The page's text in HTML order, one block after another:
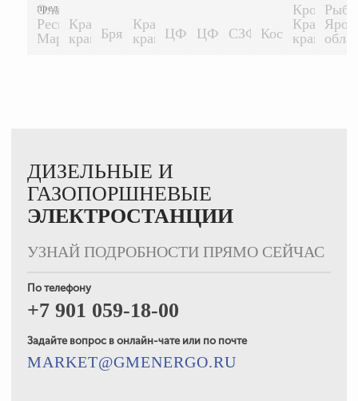
предприятие...
Ола,
Республика
Марий-Эл.
Краснодарский
край
1500 КВТ
Брянск500 КВТ
Краснодарский
край
1500 КВТ
ЦФО 200 КВТ
ЦФО 200 КВТ
СЗФО200 КВТ
Кострома 500
край
ДИЗЕЛЬНЫЕ И
ГАЗОПОРШНЕВЫЕ
ЭЛЕКТРОСТАНЦИИ
УЗНАЙ ПОДРОБНОСТИ ПРЯМО СЕЙЧАС
По телефону
+7 901 059-18-00
Задайте вопрос в онлайн-чате или по почте
MARKET@GMENERGO.RU